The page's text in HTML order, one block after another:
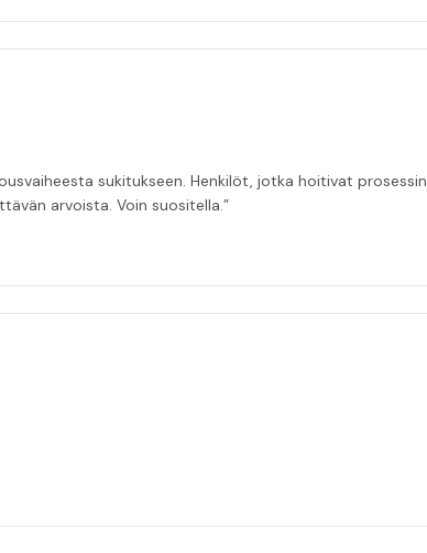
sukitukseen. Henkilöt, jotka hoitivat
arvoista. Voin suositella.”